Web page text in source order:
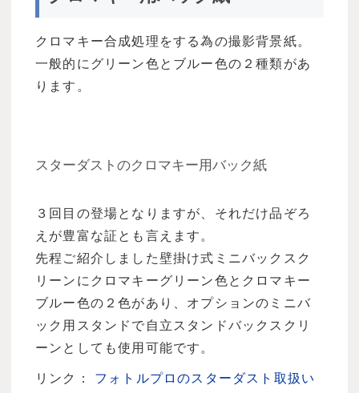
クロマキー合成処理をする為の撮影背景紙。
一般的にグリーン色とブルー色の２種類があ
ります。
スターダストのクロマキー用バック紙
３回目の登場となりますが、それだけ品ぞろ
えが豊富な証とも言えます。
先程ご紹介しました壁掛け式ミニバックスク
リーンにクロマキーグリーン色とクロマキー
ブルー色の２色があり、オプションのミニバ
ック用スタンドで自立スタンドバックスクリ
ーンとしても使用可能です。
リンク： フォトルプロのスターダスト取扱い